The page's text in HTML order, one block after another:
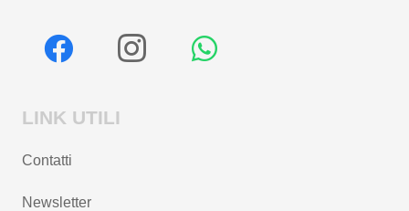
LINK UTILI
Contatti
Newsletter